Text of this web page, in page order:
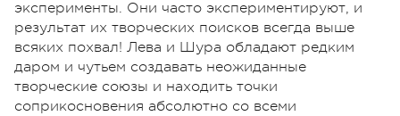
эксперименты. Они часто экспериментируют, и
результат их творческих поисков всегда выше
всяких похвал! Лева и Шура обладают редким
даром и чутьем создавать неожиданные
творческие союзы и находить точки
соприкосновения абсолютно со всеми